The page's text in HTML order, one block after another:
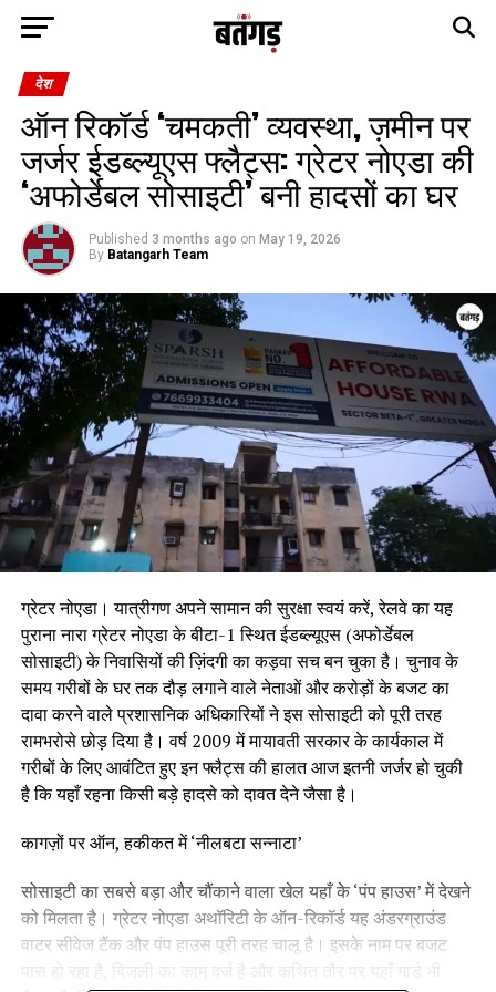
देश
ऑन रिकॉर्ड ‘चमकती’ व्यवस्था, ज़मीन पर
जर्जर ईडब्ल्यूएस फ्लैट्स: ग्रेटर नोएडा की
‘अफोर्डेबल सोसाइटी’ बनी हादसों का घर
Published 3 months ago on May 19, 2026
By Batangarh Team
ग्रेटर नोएडा। यात्रीगण अपने सामान की सुरक्षा स्वयं करें, रेलवे का यह
पुराना नारा ग्रेटर नोएडा के बीटा-1 स्थित ईडब्ल्यूएस (अफोर्डेबल
सोसाइटी) के निवासियों की ज़िंदगी का कड़वा सच बन चुका है। चुनाव के
समय गरीबों के घर तक दौड़ लगाने वाले नेताओं और करोड़ों के बजट का
दावा करने वाले प्रशासनिक अधिकारियों ने इस सोसाइटी को पूरी तरह
रामभरोसे छोड़ दिया है। वर्ष 2009 में मायावती सरकार के कार्यकाल में
गरीबों के लिए आवंटित हुए इन फ्लैट्स की हालत आज इतनी जर्जर हो चुकी
है कि यहाँ रहना किसी बड़े हादसे को दावत देने जैसा है।
कागज़ों पर ऑन, हकीकत में ‘नीलबटा सन्नाटा’
सोसाइटी का सबसे बड़ा और चौंकाने वाला खेल यहाँ के ‘पंप हाउस’ में देखने
को मिलता है। ग्रेटर नोएडा अथॉरिटी के ऑन-रिकॉर्ड यह अंडरग्राउंड
वाटर सीवेज टैंक और पंप हाउस पूरी तरह चालू है। इसके नाम पर बजट